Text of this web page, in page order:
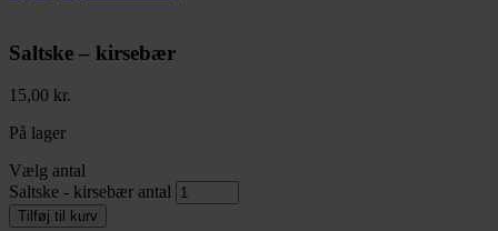
Saltske – kirsebær
15,00 kr.
På lager
Vælg antal
Saltske - kirsebær antal
Tilføj til kurv